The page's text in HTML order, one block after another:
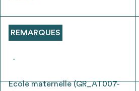
REMARQUES
-
Ecole maternelle (GR_AT007-